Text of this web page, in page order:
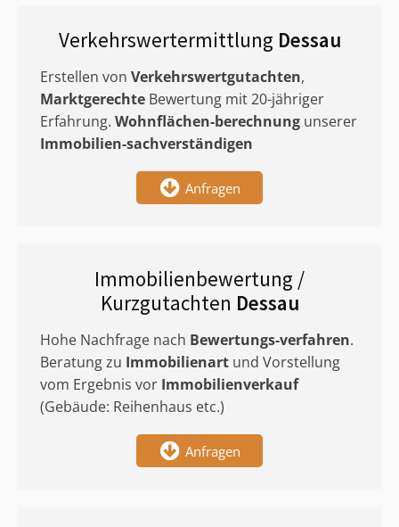
Verkehrswertermittlung Dessau
Erstellen von Verkehrswertgutachten,
Marktgerechte Bewertung mit 20-jähriger
Erfahrung. Wohnflächen-berechnung unserer
Immobilien-sachverständigen
Anfragen
Immobilienbewertung /
Kurzgutachten Dessau
Hohe Nachfrage nach Bewertungs-verfahren.
Beratung zu Immobilienart und Vorstellung
vom Ergebnis vor Immobilienverkauf
(Gebäude: Reihenhaus etc.)
Anfragen